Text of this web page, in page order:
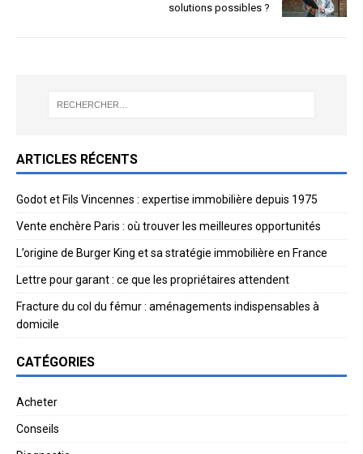
solutions possibles ?
ARTICLES RÉCENTS
Godot et Fils Vincennes : expertise immobilière depuis 1975
Vente enchère Paris : où trouver les meilleures opportunités
L’origine de Burger King et sa stratégie immobilière en France
Lettre pour garant : ce que les propriétaires attendent
Fracture du col du fémur : aménagements indispensables à
domicile
CATÉGORIES
Acheter
Conseils